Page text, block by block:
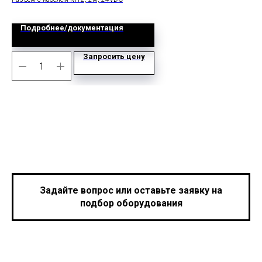
Подробнее/документация
Запросить цену
Задайте вопрос или оставьте заявку на
подбор оборудования